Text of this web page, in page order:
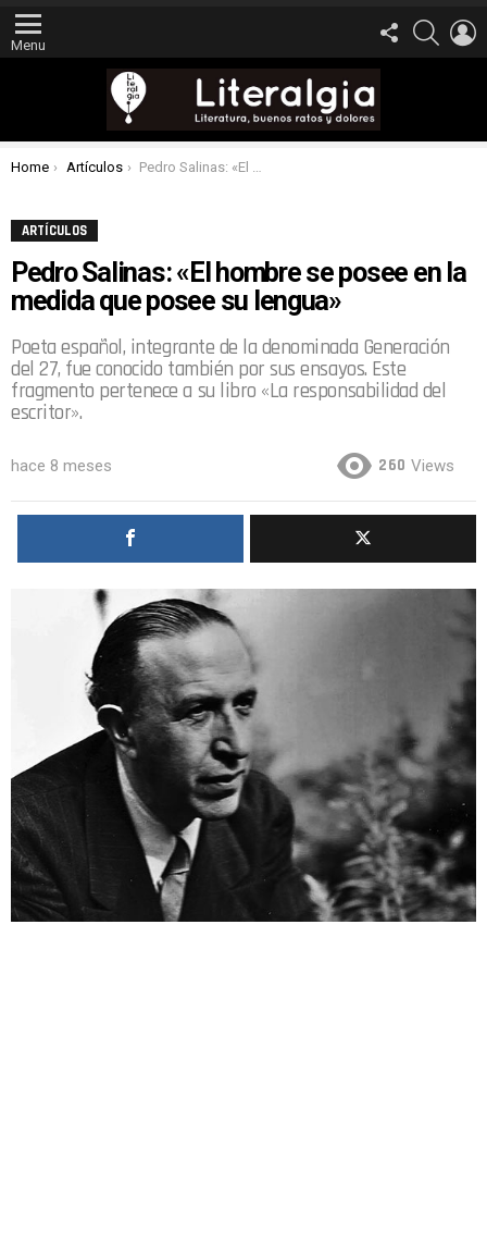
Menu
FOLLOW
US
SEARCH
You are here:
Home Artículos Pedro Salinas: «El hombre se posee en la medida que posee su lengua»
ARTÍCULOS
Pedro Salinas: «El hombre se posee en la
medida que posee su lengua»
Poeta español, integrante de la denominada Generación
del 27, fue conocido también por sus ensayos. Este
fragmento pertenece a su libro «La responsabilidad del
escritor».
hace 8 meses 260 Views